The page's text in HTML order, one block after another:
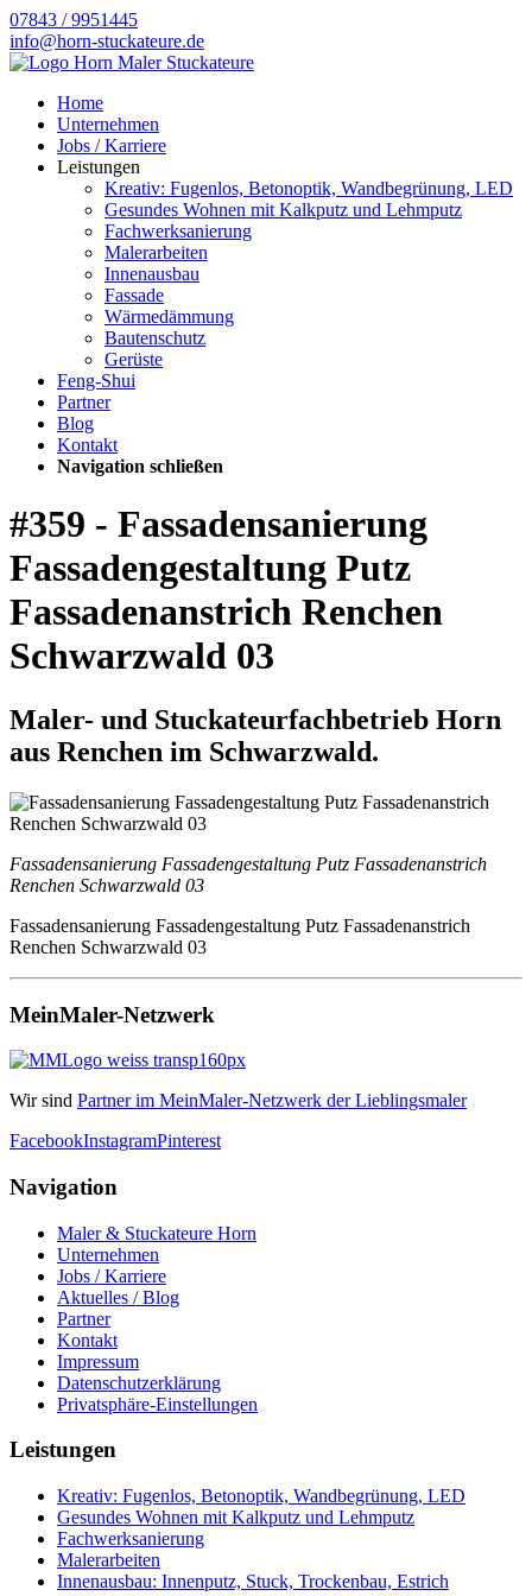
07843 / 9951445
info@horn-stuckateure.de
Home
Unternehmen
Jobs / Karriere
Leistungen
Kreativ: Fugenlos, Betonoptik, Wandbegrünung, LED
Gesundes Wohnen mit Kalkputz und Lehmputz
Fachwerksanierung
Malerarbeiten
Innenausbau
Fassade
Wärmedämmung
Bautenschutz
Gerüste
Feng-Shui
Partner
Blog
Kontakt
Navigation schließen
#359 - Fassadensanierung
Fassadengestaltung Putz
Fassadenanstrich Renchen
Schwarzwald 03
Maler- und Stuckateurfachbetrieb Horn
aus Renchen im Schwarzwald.
Fassadensanierung Fassadengestaltung Putz Fassadenanstrich
Renchen Schwarzwald 03
Fassadensanierung Fassadengestaltung Putz Fassadenanstrich
Renchen Schwarzwald 03
MeinMaler-Netzwerk
Wir sind Partner im MeinMaler-Netzwerk der Lieblingsmaler
FacebookInstagramPinterest
Navigation
Maler & Stuckateure Horn
Unternehmen
Jobs / Karriere
Aktuelles / Blog
Partner
Kontakt
Impressum
Datenschutzerklärung
Privatsphäre-Einstellungen
Leistungen
Kreativ: Fugenlos, Betonoptik, Wandbegrünung, LED
Gesundes Wohnen mit Kalkputz und Lehmputz
Fachwerksanierung
Malerarbeiten
Innenausbau: Innenputz, Stuck, Trockenbau, Estrich